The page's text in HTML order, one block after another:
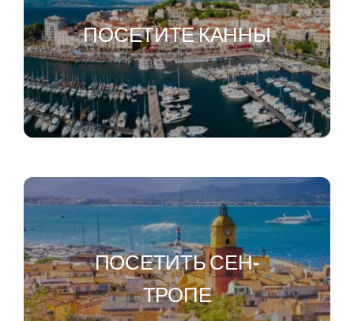
ПОСЕТИТЕ КАННЫ
ПОСЕТИТЬ СЕН-
ТРОПЕ